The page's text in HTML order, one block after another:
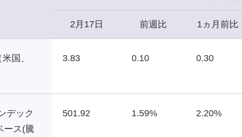
2月17日 前週比 1ヵ月前比
国、
3.83 0.10 0.30
デック
ース(騰
501.92 1.59% 2.20%